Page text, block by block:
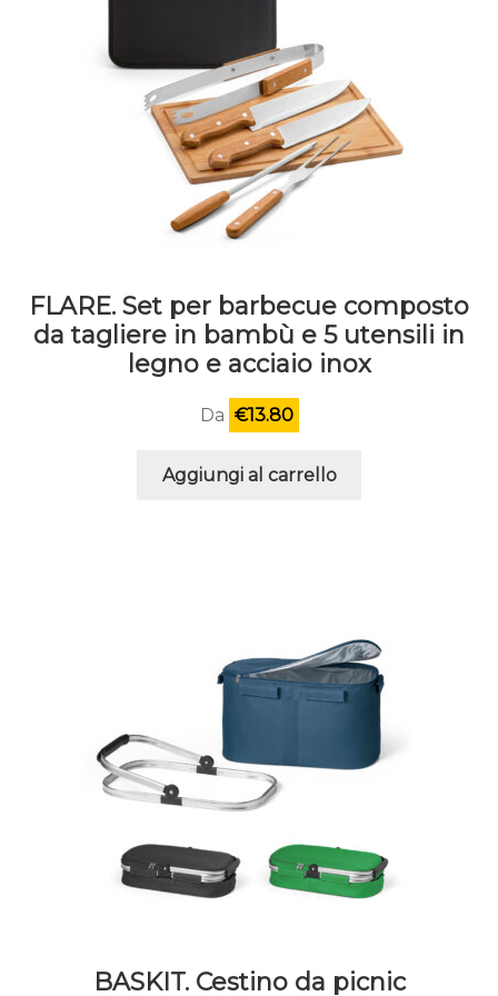
prodotto
FLARE. Set per barbecue composto
da tagliere in bambù e 5 utensili in
legno e acciaio inox
Da €13.80
Aggiungi al carrello
BASKIT. Cestino da picnic